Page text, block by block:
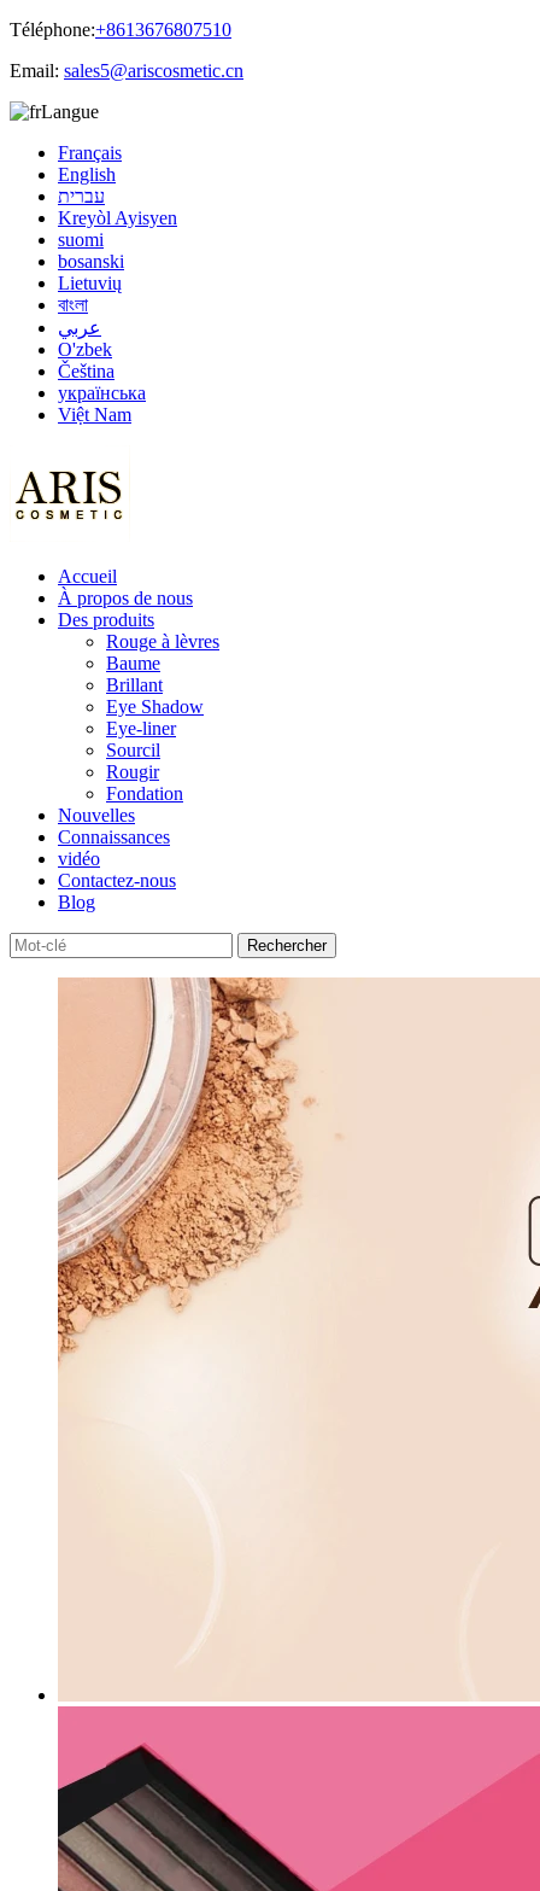
Téléphone:+8613676807510
Email: sales5@ariscosmetic.cn
Langue
Français
English
עברית
Kreyòl Ayisyen
suomi
bosanski
Lietuvių
বাংলা
عربي
O'zbek
Čeština
українська
Việt Nam
Accueil
À propos de nous
Des produits
Rouge à lèvres
Baume
Brillant
Eye Shadow
Eye-liner
Sourcil
Rougir
Fondation
Nouvelles
Connaissances
vidéo
Contactez-nous
Blog